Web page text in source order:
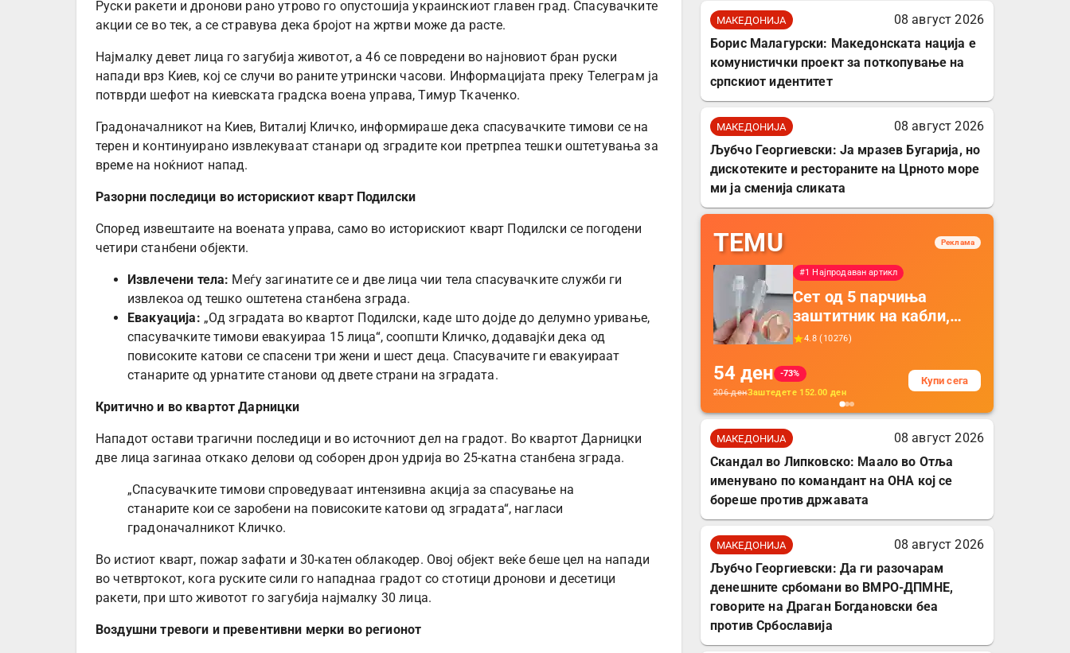
Руски ракети и дронови рано утрово го опустошија украинскиот главен град. Спасувачките
акции се во тек, а се стравува дека бројот на жртви може да расте.
Најмалку девет лица го загубија животот, а 46 се повредени во најновиот бран руски
напади врз Киев, кој се случи во раните утрински часови. Информацијата преку Телеграм ја
потврди шефот на киевската градска воена управа, Тимур Ткаченко.
Градоначалникот на Киев, Виталиј Кличко, информираше дека спасувачките тимови се на
терен и континуирано извлекуваат станари од зградите кои претрпеа тешки оштетувања за
време на ноќниот напад.
Разорни последици во историскиот кварт Подилски
Според извештаите на воената управа, само во историскиот кварт Подилски се погодени
четири станбени објекти.
Извлечени тела: Меѓу загинатите се и две лица чии тела спасувачките служби ги
извлекоа од тешко оштетена станбена зграда.
Евакуација: „Од зградата во квартот Подилски, каде што дојде до делумно уривање,
спасувачките тимови евакуираа 15 лица“, соопшти Кличко, додавајќи дека од
повисоките катови се спасени три жени и шест деца. Спасувачите ги евакуираат
станарите од урнатите станови од двете страни на зградата.
Критично и во квартот Дарницки
Нападот остави трагични последици и во источниот дел на градот. Во квартот Дарницки
две лица загинаа откако делови од соборен дрон удрија во 25-катна станбена зграда.
„Спасувачките тимови спроведуваат интензивна акција за спасување на
станарите кои се заробени на повисоките катови од зградата“, нагласи
градоначалникот Кличко.
Во истиот кварт, пожар зафати и 30-катен облакодер. Овој објект веќе беше цел на напади
во четвртокот, кога руските сили го нападнаа градот со стотици дронови и десетици
ракети, при што животот го загубија најмалку 30 лица.
Воздушни тревоги и превентивни мерки во регионот
МАКЕДОНИЈА
08 август 2026
Борис Малагурски: Македонската нација е
комунистички проект за поткопување на
српскиот идентитет
МАКЕДОНИЈА
08 август 2026
Љубчо Георгиевски: Ја мразев Бугарија, но
дискотеките и рестораните на Црното море
ми ја сменија сликата
TEMU Реклама
#1 Најпродаван артикл
Сет од 5 парчиња
заштитник на кабли,
прекривка за заштита
додатоци за заштита на
кабли, без батерија, за
мобилни телефони,
комплет за заштита на
4.8 (10276)
54 ден
-73%
206денЗаштедете 152.00 ден
Купи сега
МАКЕДОНИЈА
08 август 2026
Скандал во Липковско: Маало во Отља
именувано по командант на ОНА кој се
бореше против државата
МАКЕДОНИЈА
08 август 2026
Љубчо Георгиевски: Да ги разочарам
денешните србомани во ВМРО-ДПМНЕ,
говорите на Драган Богдановски беа
против Србославија